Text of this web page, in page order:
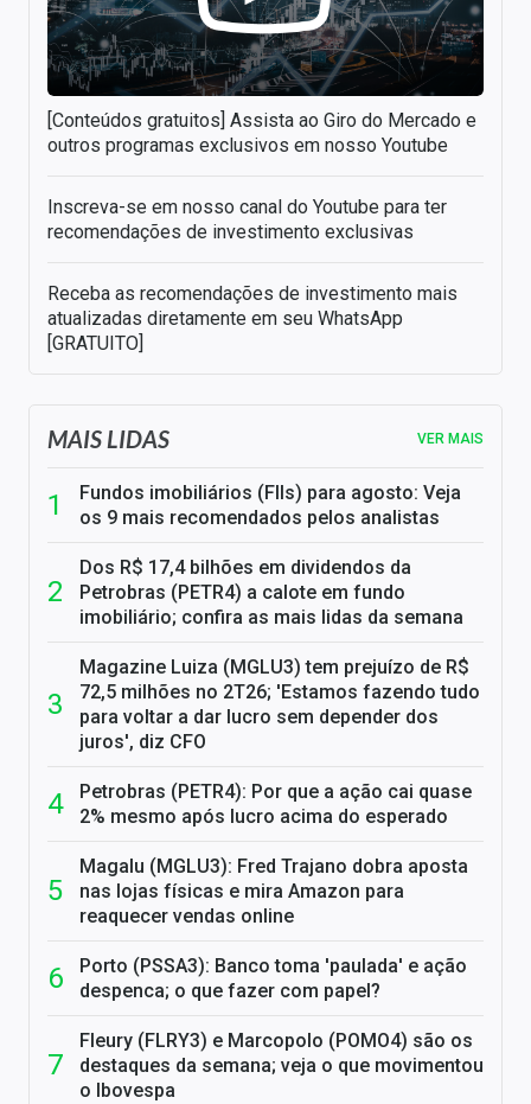
[Conteúdos gratuitos] Assista ao Giro do Mercado e
outros programas exclusivos em nosso Youtube
Inscreva-se em nosso canal do Youtube para ter
recomendações de investimento exclusivas
Receba as recomendações de investimento mais
atualizadas diretamente em seu WhatsApp
[GRATUITO]
MAIS LIDAS VER MAIS
Fundos imobiliários (FIIs) para agosto: Veja
os 9 mais recomendados pelos analistas
Dos R$ 17,4 bilhões em dividendos da
Petrobras (PETR4) a calote em fundo
imobiliário; confira as mais lidas da semana
Magazine Luiza (MGLU3) tem prejuízo de R$
72,5 milhões no 2T26; 'Estamos fazendo tudo
para voltar a dar lucro sem depender dos
juros', diz CFO
Petrobras (PETR4): Por que a ação cai quase
2% mesmo após lucro acima do esperado
Magalu (MGLU3): Fred Trajano dobra aposta
nas lojas físicas e mira Amazon para
reaquecer vendas online
Porto (PSSA3): Banco toma 'paulada' e ação
despenca; o que fazer com papel?
Fleury (FLRY3) e Marcopolo (POMO4) são os
destaques da semana; veja o que movimentou
o Ibovespa